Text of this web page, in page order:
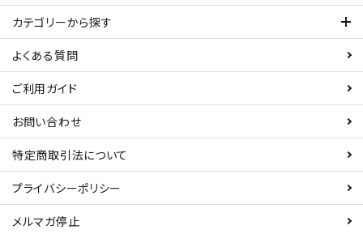
カテゴリーから探す
よくある質問
ご利用ガイド
お問い合わせ
特定商取引法について
プライバシーポリシー
メルマガ停止